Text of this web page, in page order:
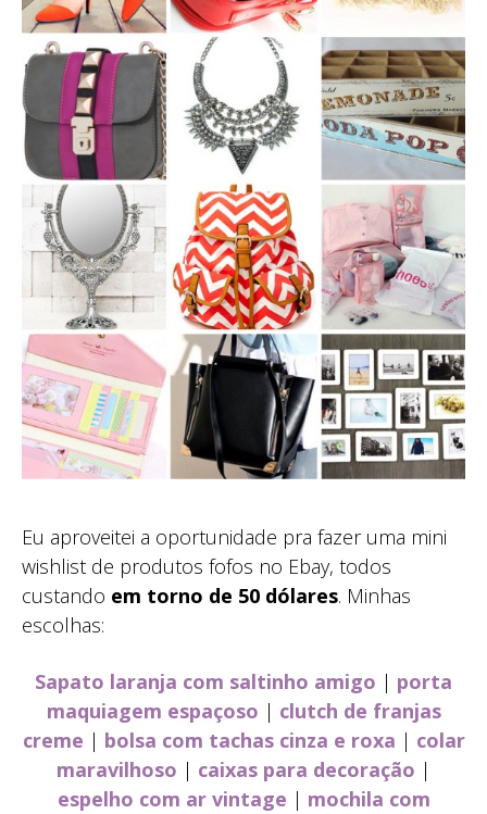
Eu aproveitei a oportunidade pra fazer uma mini
wishlist de produtos fofos no Ebay, todos
custando em torno de 50 dólares. Minhas
escolhas:
Sapato laranja com saltinho amigo | porta
maquiagem espaçoso | clutch de franjas
creme | bolsa com tachas cinza e roxa | colar
maravilhoso | caixas para decoração |
espelho com ar vintage | mochila com